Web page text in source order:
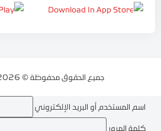
جميع الحقوق محفوظة © 2026. لـ
اسم المستخدم أو البريد الإلكتروني
كلمة المرور